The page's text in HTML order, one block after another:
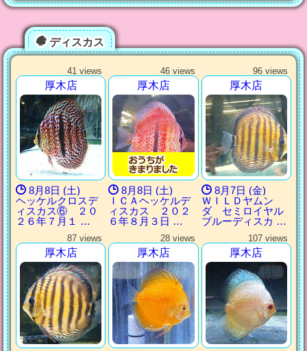
ディスカス
41 views
厚木店
8月8日 (土)
ヘッケルクロスデ
ィスカス⑥ ２０
２６年７月１ …
46 views
厚木店
8月8日 (土)
ＩＣＡヘッケルデ
ィスカス ２０２
６年８月３日 …
96 views
厚木店
8月7日 (金)
ＷＩＬＤヤムン
ダ セミロイヤル
ブルーディスカ …
87 views
厚木店
28 views
厚木店
107 views
厚木店